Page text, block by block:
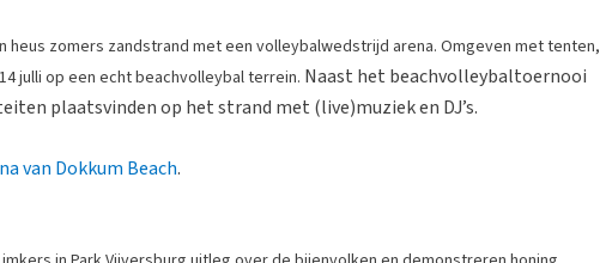
zomers zandstrand met een volleybalwedstrijd arena. Omgeven met tenten,
julli op een echt beachvolleybal terrein. Naast het beachvolleybaltoernooi
plaatsvinden op het strand met (live)muziek en DJ’s.
van Dokkum Beach.